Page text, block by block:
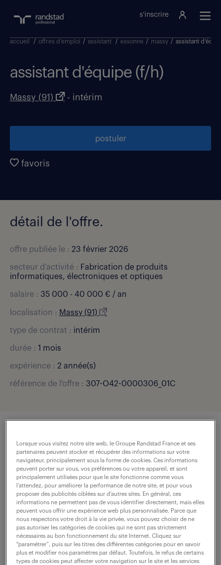
s'inscrire
accueil / offres d'emploi / assistant / essonne / massy / assistant
assistant d'équipe (f/h)
Massy (91) - intérim
postuler
favoris
détail de l'offre.
offre publiée le : 23 février 2026
secteur d’activité : Fabrication de produits
informatiques, électroniques et optiques
salaire : 35 000 - 40 000 € / an
localisation : Massy (91)
type de contrat : intérim
durée : 1 mois
expérience : 2 année(s)
référence de l'offre : 307-O42-0000306_01C
description du poste
En tant qu'assistant(e) vous assurez
La Gestion administrative des équipes :
- Ordres de missions et notes de frais,
- Suivi des demandes d'accès sur site OTAN et lien
avec le bureau de sécurité de Massy
- Demandes d'achat : création et suivi jusqu'à
Lorsque vous visitez notre site web, le Groupe Randstad France et ses
partenaires peuvent stocker et récupérer des informations sur votre
navigateur, principalement sous la forme de cookies. Ces informations
peuvent porter sur vous, vos préférences ou votre appareil, et sont
principalement utilisées pour que le site fonctionne comme vous
l’attendez, pour améliorer la performance de notre site, et pour vous
proposer des publicités ciblées sur d’autres sites. En général, ces
informations ne permettent pas de vous identifier directement, mais elles
peuvent vous offrir une expérience web plus personnalisée. Parce que
nous respectons votre droit à la vie privée, vous pouvez choisir de ne
pas autoriser les catégories de cookies qui ne sont pas strictement
nécessaires au bon fonctionnement du site Internet. Cliquez sur
“paramétrer”, puis sur les titres des différentes catégories pour en savoir
plus et modifier nos paramètres par défaut. Toutefois, le refus de certains
types de cookies peut affecter votre navigation sur le site et les services